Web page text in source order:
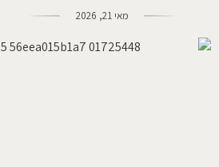
מאי 21, 2026